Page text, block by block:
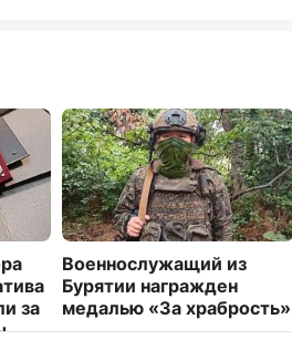
за
Военнослужащий из
Бурятии награжден
медалью «За храбрость»